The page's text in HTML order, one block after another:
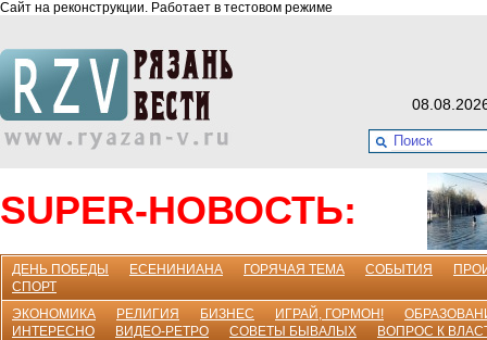
Сайт на реконструкции. Работает в тестовом режиме
SUPER-НОВОСТЬ:
ДЕНЬ ПОБЕДЫ ЕСЕНИНИАНА ГОРЯЧАЯ ТЕМА СОБЫТИЯ
СПОРТ
ЭКОНОМИКА
РЕЛИГИЯ БИЗНЕС ИГРАЙ, ГОРМОН!
ИНТЕРЕСНО
ВИДЕО-РЕТРО СОВЕТЫ БЫВАЛЫХ ВОПРОС К